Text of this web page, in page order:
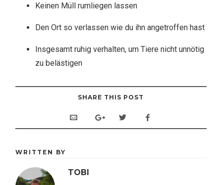
Keinen Müll rumliegen lassen
Den Ort so verlassen wie du ihn angetroffen hast
Insgesamt ruhig verhalten, um Tiere nicht unnötig
zu belästigen
SHARE THIS POST
WRITTEN BY
TOBI